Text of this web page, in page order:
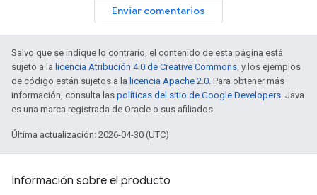
Enviar comentarios
Salvo que se indique lo contrario, el contenido de esta página está
sujeto a la licencia Atribución 4.0 de Creative Commons , y los ejemplos
de código están sujetos a la licencia Apache 2.0 . Para obtener más
información, consulta las políticas del sitio de Google Developers . Java
es una marca registrada de Oracle o sus afiliados.
Última actualización: 2026-04-30 (UTC)
Información sobre el producto